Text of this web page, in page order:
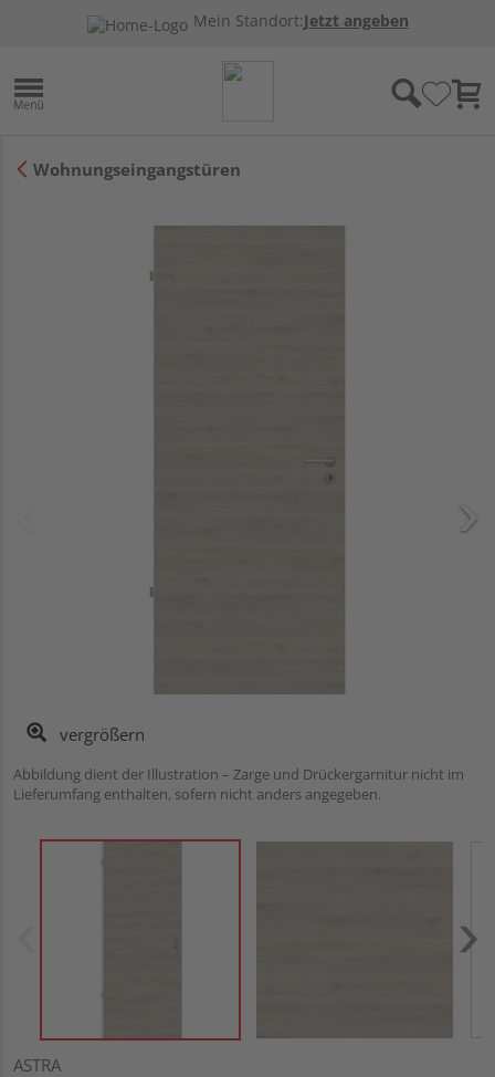
Mein Standort:Jetzt angeben
Wohnungseingangstüren
vergrößern
Abbildung dient der Illustration – Zarge und Drückergarnitur nicht im
Lieferumfang enthalten, sofern nicht anders angegeben.
ASTRA